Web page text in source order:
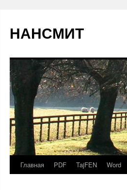
НАНСМИТ
Главная PDF TajFEN Word